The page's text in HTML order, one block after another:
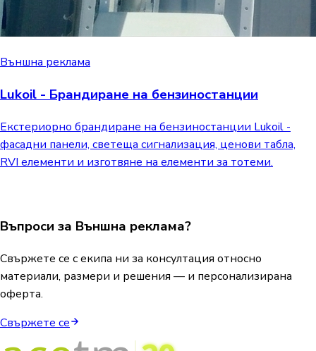
Външна реклама
Lukoil - Брандиране на бензиностанции
Екстериорно брандиране на бензиностанции Lukoil -
фасадни панели, светеща сигнализация, ценови табла,
RVI елементи и изготвяне на елементи за тотеми.
Въпроси за Външна реклама?
Свържете се с екипа ни за консултация относно
материали, размери и решения — и персонализирана
оферта.
Свържете се